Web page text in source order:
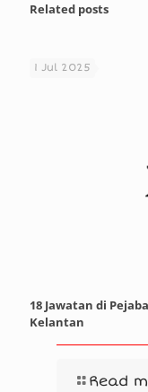
Related posts
1 Jul 2025
18 Jawatan di
Kelantan
Read